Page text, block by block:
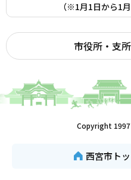
（※1月1日から1
市役所・支
Copyright
西宮市ト